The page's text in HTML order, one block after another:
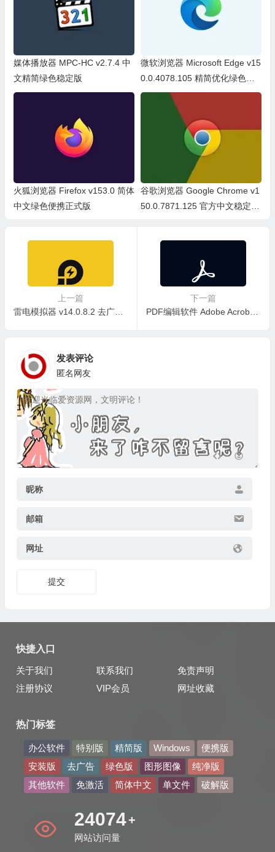
媒体播放器 MPC-HC v2.7.4 中
文精简绿色稳定版
微软浏览器 Microsoft Edge v15
0.0.4078.105 精简优化绿色便
携版
火狐浏览器 Firefox v153.0 简体
中文绿色便携正式版
谷歌浏览器 Google Chrome v1
50.0.7871.125 官方中文稳定
上一篇
雷电模拟器 v14.0.8.2 去广告绿色纯净版（电脑端玩安卓手游必备工具）
下一篇
PDF编辑软件 Adobe Acrobat Pro DC v2026.001.21662 绿色便携版
发表评论
匿名网友
昵称
邮箱
网址
提交
快捷入口
关于我们 联系我们
免责声明
注册协议
VIP会员 网址收藏
热门标签
办公软件 特别版 精简版 Windows
便携版
安装版
去广告 绿色版 图形图像
纯净版
其他软件
免激活 简体中文 单文件 破解版
34009 +
网站访问量